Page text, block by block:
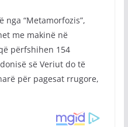
nga “Metamorfozis”,
me makinë në
përfshihen 154
së Veriut do të
për pagesat rrugore,